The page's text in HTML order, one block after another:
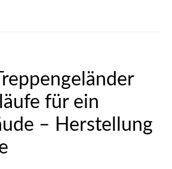
für ein
– Herstellung